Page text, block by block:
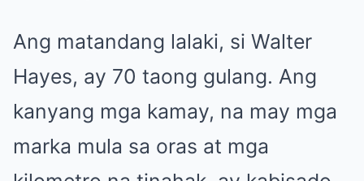
Ang matandang lalaki, si Walter
Hayes, ay 70 taong gulang. Ang
kanyang mga kamay, na may mga
marka mula sa oras at mga